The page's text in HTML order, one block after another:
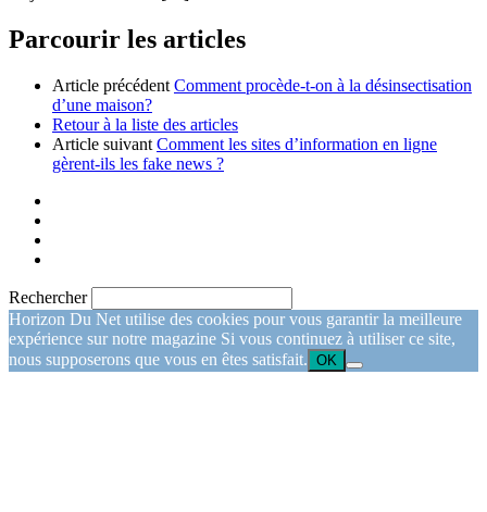
Parcourir les articles
Article précédent Comment procède-t-on à la désinsectisation
d’une maison?
Retour à la liste des articles
Article suivant Comment les sites d’information en ligne
gèrent-ils les fake news ?
Rechercher
Horizon Du Net utilise des cookies pour vous garantir la meilleure
expérience sur notre magazine Si vous continuez à utiliser ce site,
nous supposerons que vous en êtes satisfait. OK